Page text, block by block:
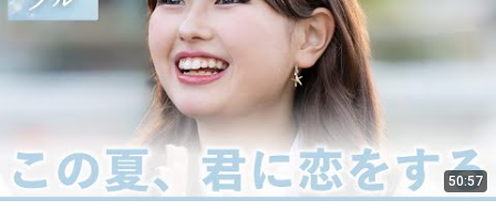
50:57